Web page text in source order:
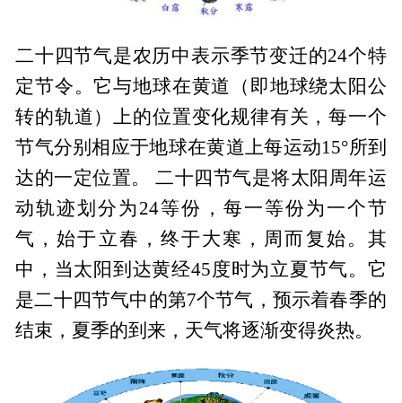
二十四节气是农历中表示季节变迁的24个特
定节令。它与地球在黄道（即地球绕太阳公
转的轨道）上的位置变化规律有关，每一个
节气分别相应于地球在黄道上每运动15°所到
达的一定位置。 二十四节气是将太阳周年运
动轨迹划分为24等份，每一等份为一个节
气，始于立春，终于大寒，周而复始。其
中，当太阳到达黄经45度时为立夏节气。它
是二十四节气中的第7个节气，预示着春季的
结束，夏季的到来，天气将逐渐变得炎热。